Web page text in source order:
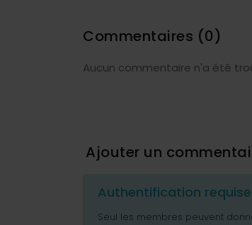
Commentaires (0)
Aucun commentaire n'a été
Ajouter un
Authentification requise
Seul les membres peuvent